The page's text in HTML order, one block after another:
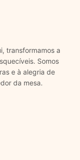
transformamos a
Somos
e à alegria de
da mesa.